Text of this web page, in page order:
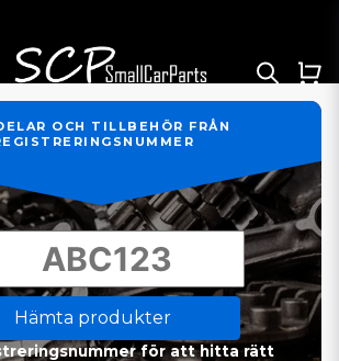
OCH TILLBEHÖR FRÅN
Hämta produkter
för att hitta rätt